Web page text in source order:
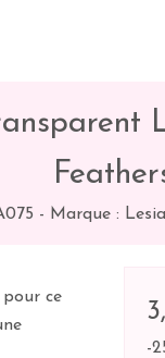
- Marque :
ce
-